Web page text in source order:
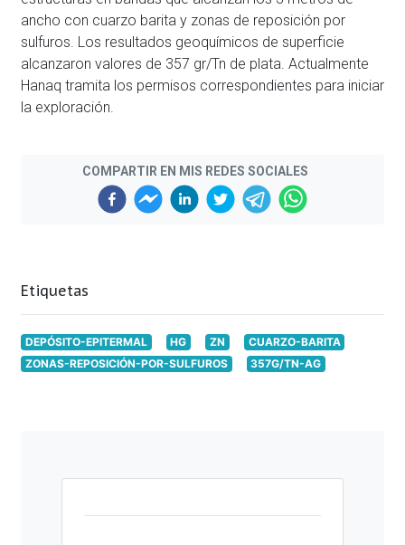
ancho con cuarzo barita y zonas de reposición por
sulfuros. Los resultados geoquímicos de superficie
alcanzaron valores de 357 gr/Tn de plata. Actualmente
Hanaq tramita los permisos correspondientes para iniciar
la exploración.
COMPARTIR EN MIS REDES SOCIALES
Etiquetas
DEPÓSITO-EPITERMAL HG ZN
CUARZO-BARITA
ZONAS-REPOSICIÓN-POR-SULFUROS
357G/TN-AG